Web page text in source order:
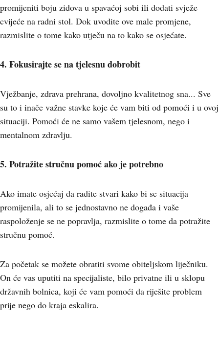
promijeniti boju zidova u spavaćoj sobi ili dodati svježe
cvijeće na radni stol. Dok uvodite ove male promjene,
razmislite o tome kako utječu na to kako se osjećate.
4. Fokusirajte se na tjelesnu dobrobit
Vježbanje, zdrava prehrana, dovoljno kvalitetnog sna... Sve
su to i inače važne stavke koje će vam biti od pomoći i u ovoj
situaciji. Pomoći će ne samo vašem tjelesnom, nego i
mentalnom zdravlju.
5. Potražite stručnu pomoć ako je potrebno
Ako imate osjećaj da radite stvari kako bi se situacija
promijenila, ali to se jednostavno ne događa i vaše
raspoloženje se ne popravlja, razmislite o tome da potražite
stručnu pomoć.
Za početak se možete obratiti svome obiteljskom liječniku.
On će vas uputiti na specijaliste, bilo privatne ili u sklopu
državnih bolnica, koji će vam pomoći da riješite problem
prije nego do kraja eskalira.